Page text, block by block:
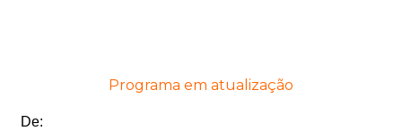
Programa em atualização
De: